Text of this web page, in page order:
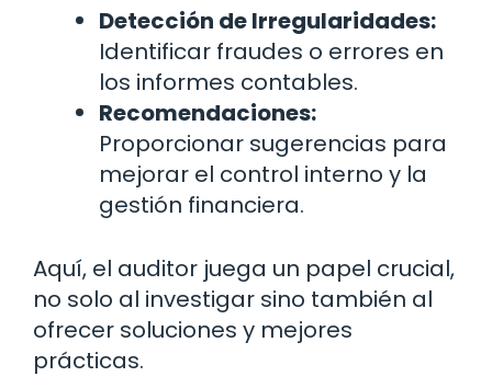
Detección de Irregularidades:
Identificar fraudes o errores en
los informes contables.
Recomendaciones:
Proporcionar sugerencias para
mejorar el control interno y la
gestión financiera.
Aquí, el auditor juega un papel crucial,
no solo al investigar sino también al
ofrecer soluciones y mejores
prácticas.